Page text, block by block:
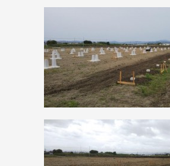
c
e
b
o
o
k
itt
er
e